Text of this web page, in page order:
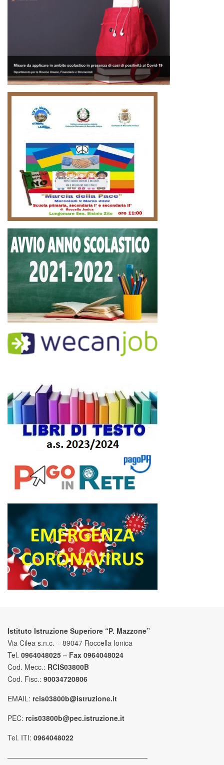
Istituto Istruzione Superiore “P. Mazzone”
Via Cilea s.n.c. – 89047 Roccella Ionica
Tel. 0964048025 – Fax 0964048024
Cod. Mecc.: RCIS03800B
Cod. Fisc.: 90034720806
EMAIL: rcis03800b@istruzione.it
PEC: rcis03800b@pec.istruzione.it
Tel. ITI: 0964048022
————————————————————